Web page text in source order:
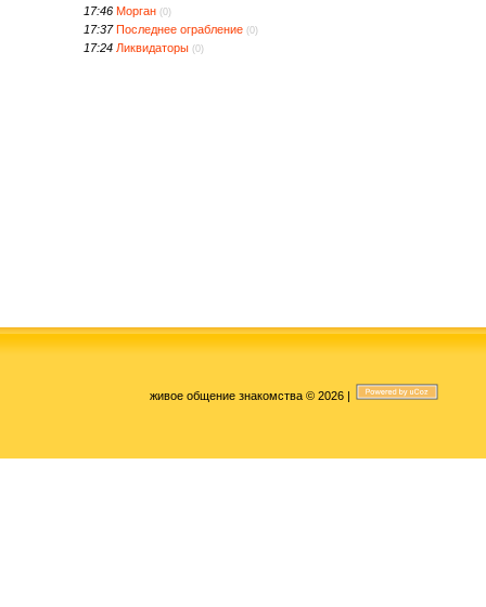
17:46 Морган (0)
17:37 Последнее ограбление (0)
17:24 Ликвидаторы (0)
живое общение знакомства © 2026|